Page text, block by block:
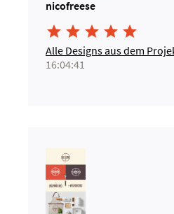
nicofreese
    
Alle Designs aus dem
16:04:41